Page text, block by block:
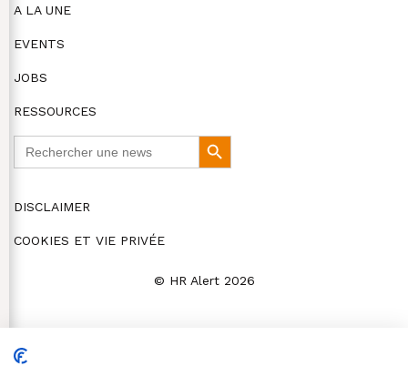
A LA UNE
EVENTS
JOBS
RESSOURCES
Search
Button
DISCLAIMER
COOKIES ET VIE PRIVÉE
© HR Alert 2026